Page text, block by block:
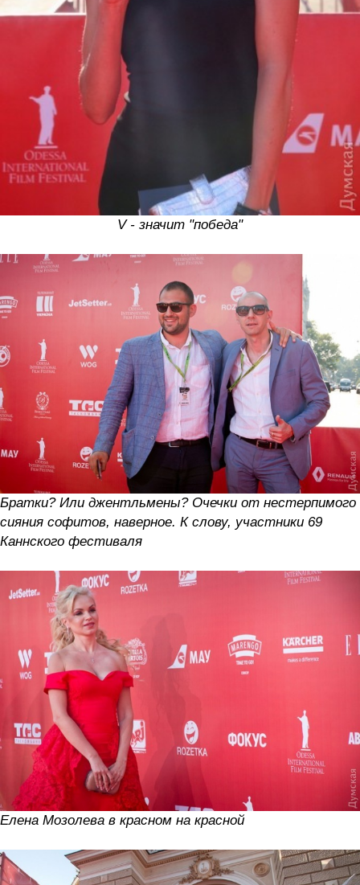
V - значит "победа"
Братки? Или джентльмены? Очечки от нестерпимого
сияния софитов, наверное. К слову, участники 69
Каннского фестиваля
Елена Мозолева в красном на красной